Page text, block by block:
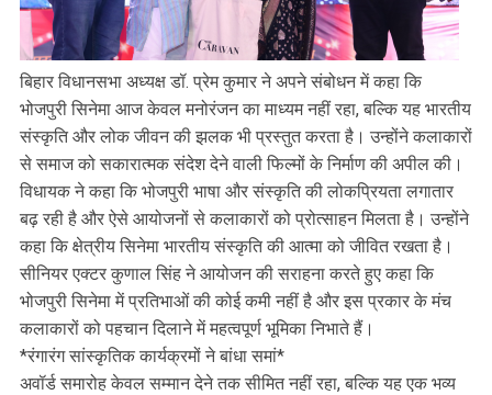
बिहार विधानसभा अध्यक्ष डॉ. प्रेम कुमार ने अपने संबोधन में कहा कि
भोजपुरी सिनेमा आज केवल मनोरंजन का माध्यम नहीं रहा, बल्कि यह भारतीय
संस्कृति और लोक जीवन की झलक भी प्रस्तुत करता है। उन्होंने कलाकारों
से समाज को सकारात्मक संदेश देने वाली फिल्मों के निर्माण की अपील की।
विधायक ने कहा कि भोजपुरी भाषा और संस्कृति की लोकप्रियता लगातार
बढ़ रही है और ऐसे आयोजनों से कलाकारों को प्रोत्साहन मिलता है। उन्होंने
कहा कि क्षेत्रीय सिनेमा भारतीय संस्कृति की आत्मा को जीवित रखता है।
सीनियर एक्टर कुणाल सिंह ने आयोजन की सराहना करते हुए कहा कि
भोजपुरी सिनेमा में प्रतिभाओं की कोई कमी नहीं है और इस प्रकार के मंच
कलाकारों को पहचान दिलाने में महत्वपूर्ण भूमिका निभाते हैं।
*रंगारंग सांस्कृतिक कार्यक्रमों ने बांधा समां*
अवॉर्ड समारोह केवल सम्मान देने तक सीमित नहीं रहा, बल्कि यह एक भव्य